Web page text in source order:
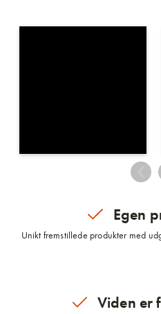
Egen
Unikt fremstillede produkter med
Viden er